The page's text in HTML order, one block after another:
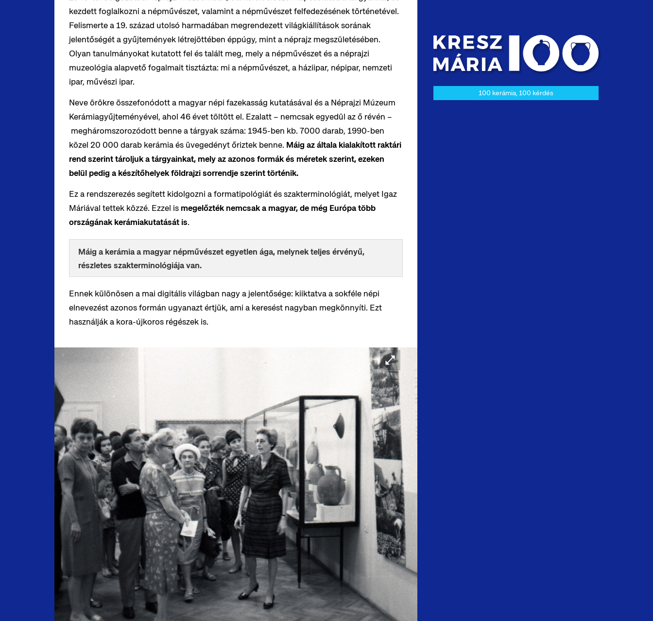
kezdett foglalkozni a népművészet, valamint a népművészet felfedezésének történetével.
Felismerte a 19. század utolsó harmadában megrendezett világkiállítások sorának
jelentőségét a gyűjtemények létrejöttében éppúgy, mint a néprajz megszületésében.
Olyan tanulmányokat kutatott fel és talált meg, mely a népművészet és a néprajzi
muzeológia alapvető fogalmait tisztázta: mi a népművészet, a háziipar, népipar, nemzeti
ipar, művészi ipar.
Neve örökre összefonódott a magyar népi fazekasság kutatásával és a Néprajzi Múzeum
Kerámiagyűjteményével, ahol 46 évet töltött el. Ezalatt – nemcsak egyedül az ő révén –
megháromszorozódott benne a tárgyak száma: 1945-ben kb. 7000 darab, 1990-ben
közel 20 000 darab kerámia és üvegedényt őriztek benne. Máig az általa kialakított raktári
rend szerint tároljuk a tárgyainkat, mely az azonos formák és méretek szerint, ezeken
belül pedig a készítőhelyek földrajzi sorrendje szerint történik.
Ez a rendszerezés segített kidolgozni a formatipológiát és szakterminológiát, melyet Igaz
Máriával tettek közzé. Ezzel is megelőzték nemcsak a magyar, de még Európa több
országának kerámiakutatását is.
Máig a kerámia a magyar népművészet egyetlen ága, melynek teljes érvényű,
részletes szakterminológiája van.
Ennek különösen a mai digitális világban nagy a jelentősége: kiiktatva a sokféle népi
elnevezést azonos formán ugyanazt értjük, ami a keresést nagyban megkönnyíti. Ezt
használják a kora-újkoros régészek is.
100 kerámia, 100 kérdés